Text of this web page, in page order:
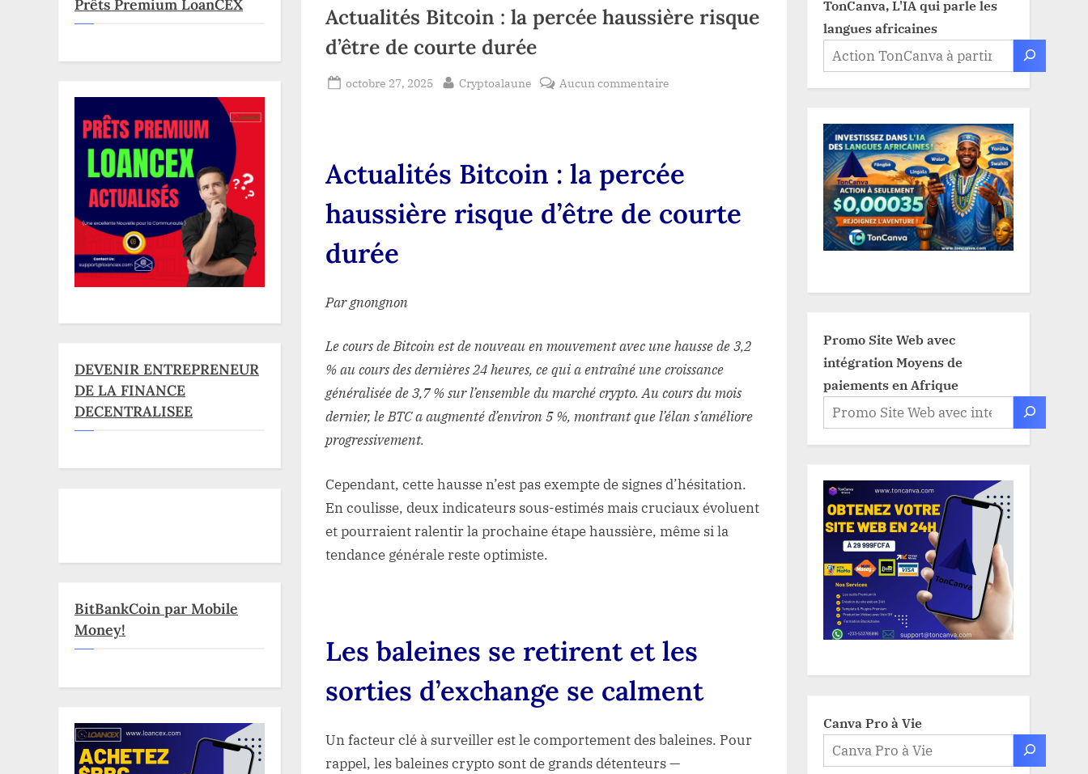
Actualités Bitcoin : la percée haussière risque
d’être de courte durée
Posted
octobre 27, 2025 By
Cryptoalaune Aucun commentaire
percée
haussière
risque
Actualités Bitcoin : la percée
haussière risque d’être de courte
durée
Par gnongnon
Le cours de Bitcoin est de nouveau en mouvement avec une hausse de 3,2
% au cours des dernières 24 heures, ce qui a entraîné une croissance
généralisée de 3,7 % sur l’ensemble du marché crypto. Au cours du mois
dernier, le BTC a augmenté d’environ 5 %, montrant que l’élan s’améliore
progressivement.
Cependant, cette hausse n’est pas exempte de signes d’hésitation.
En coulisse, deux indicateurs sous-estimés mais cruciaux évoluent
et pourraient ralentir la prochaine étape haussière, même si la
tendance générale reste optimiste.
Les baleines se retirent et les
sorties d’exchange se calment
Un facteur clé à surveiller est le comportement des baleines. Pour
rappel, les baleines crypto sont de grands détenteurs —
Prêts Premium LoanCEX
DEVENIR ENTREPRENEUR
DE LA FINANCE
DECENTRALISEE
BitBankCoin par Mobile
Money!
TonCanva, L'IA qui parle les
langues africaines
Promo Site Web avec
intégration Moyens de
paiements en Afrique
Canva Pro à Vie